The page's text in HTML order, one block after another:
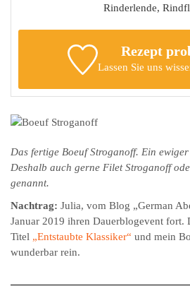
Rinderlende,
Rezept
Lassen Sie uns
Das fertige Boeuf Stroganoff. Ein
Deshalb auch gerne Filet Stroganoff
genannt.
Nachtrag: Julia, vom Blog „German
Januar 2019 ihren Dauerblogevent fort.
Titel „Entstaubte Klassiker“ und mein
wunderbar rein.